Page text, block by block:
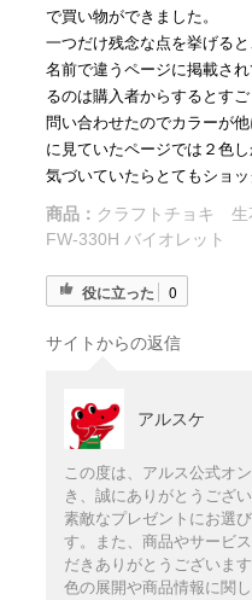
で買い物ができました。
一つだけ残念な点を挙げる
名前で違うページに掲載さ
るのは購入者からするとす
問い合わせたのでカラーが
に見ていたページでは２色
気づいていたらとてもショ
商品： クラフトチョキ 生
FW-330H バイオレット
役に立った 0
サイトからの返信
アルスケ
この度は、アルス公式オ
き、誠にありがとうござい
素敵なプレゼントにお選
す。また、商品やサービ
だきありがとうございます
色の展開や商品情報に関